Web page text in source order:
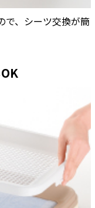
で、シーツ交換が簡